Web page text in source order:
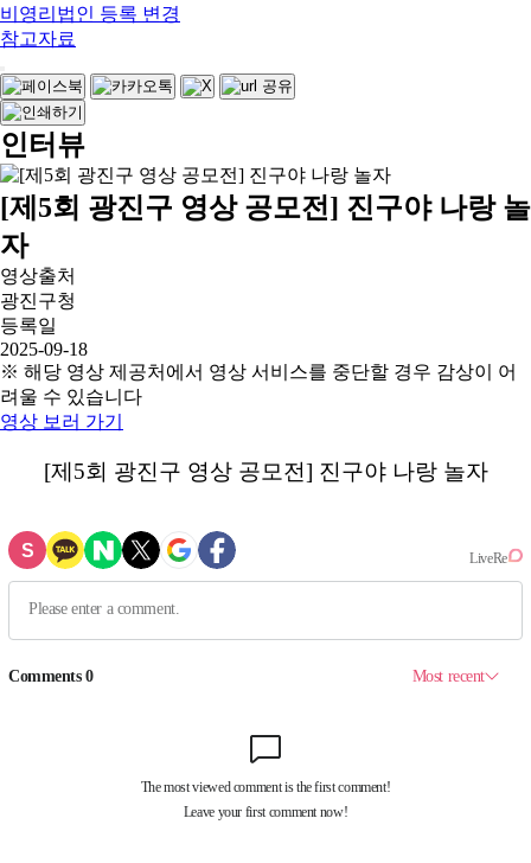
비영리법인 등록 변경
참고자료
인터뷰
[제5회 광진구 영상 공모전] 진구야 나랑 놀
자
영상출처
광진구청
등록일
2025-09-18
※ 해당 영상 제공처에서 영상 서비스를 중단할 경우 감상이 어
려울 수 있습니다
영상 보러 가기
[제5회 광진구 영상 공모전] 진구야 나랑 놀자